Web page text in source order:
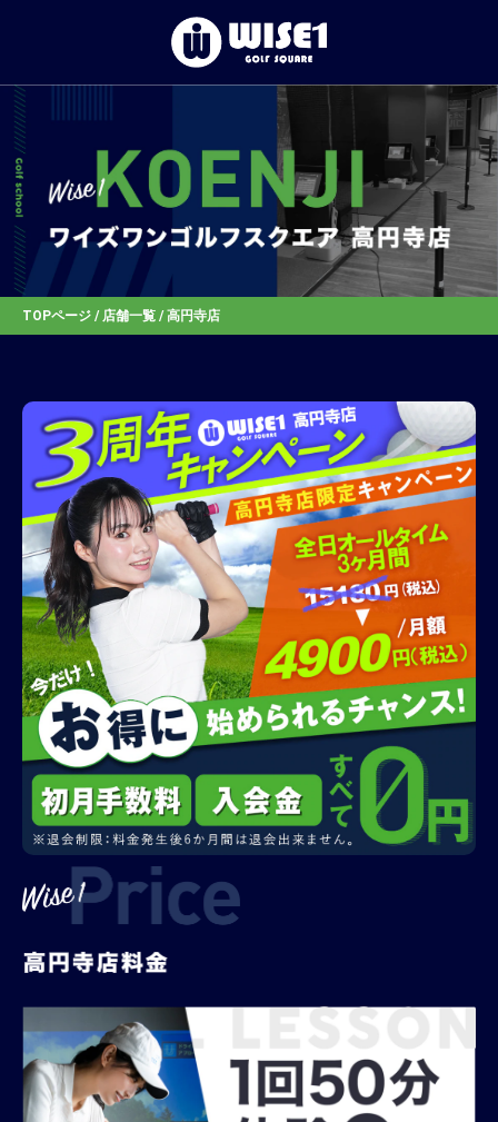
初めての⽅へ
体験レッスン
店舗一覧
お知らせ
会員様メニュー
採用情報
TOPページ / 店舗一覧 / 高円寺店